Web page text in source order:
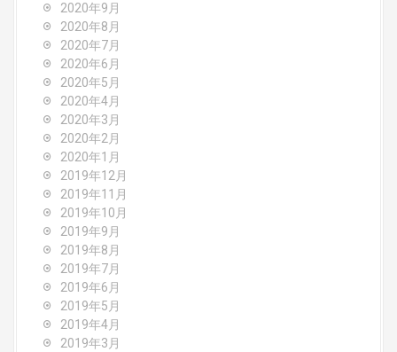
2020年9月
2020年8月
2020年7月
2020年6月
2020年5月
2020年4月
2020年3月
2020年2月
2020年1月
2019年12月
2019年11月
2019年10月
2019年9月
2019年8月
2019年7月
2019年6月
2019年5月
2019年4月
2019年3月